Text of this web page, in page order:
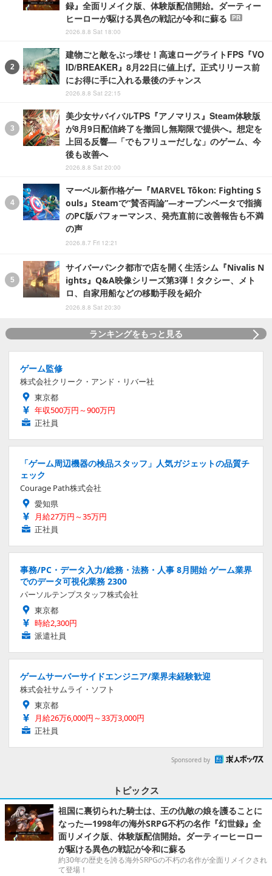
録』全面リメイク版、体験版配信開始。ダーティー
ヒーローが駆ける異色の戦記が令和に蘇る
PR
2026.8.8 Sat 18:00
建物ごと敵をぶっ壊せ！高速ローグライトFPS『VO
ID/BREAKER』8月22日に値上げ。正式リリース前
にお得に手に入れる最後のチャンス
2026.8.8 Sat 22:15
美少女サバイバルTPS『アノマリス』Steam体験版
が8月9日配信終了を撤回し無期限で提供へ。想定を
上回る反響―「でもフリューだしな」のゲーム、今
後も改善へ
2026.8.8 Sat 20:00
マーベル新作格ゲー『MARVEL Tōkon: Fighting S
ouls』Steamで“賛否両論”―オープンベータで指摘
のPC版パフォーマンス、発売直前に改善報告も不満
の声
2026.8.7 Fri 12:21
サイバーパンク都市で店を開く生活シム『Nivalis N
ights』Q&A映像シリーズ第3弾！タクシー、メト
ロ、自家用船などの移動手段を紹介
2026.8.8 Sat 20:30
ランキングをもっと見る
ゲーム監修
株式会社クリーク・アンド・リバー社
東京都
年収500万円～900万円
正社員
「ゲーム周辺機器の検品スタッフ」人気ガジェットの品質チ
ェック
Courage Path株式会社
愛知県
月給27万円～35万円
正社員
事務/PC・データ入力/総務・法務・人事 8月開始 ゲーム業界
でのデータ可視化業務 2300
パーソルテンプスタッフ株式会社
東京都
時給2,300円
派遣社員
ゲームサーバーサイドエンジニア/業界未経験歓迎
株式会社サムライ・ソフト
東京都
月給26万6,000円～33万3,000円
正社員
Sponsored by
トピックス
祖国に裏切られた騎士は、王の仇敵の娘を護ることに
なった―1998年の海外SRPG不朽の名作『幻世録』全
面リメイク版、体験版配信開始。ダーティーヒーロー
が駆ける異色の戦記が令和に蘇る
約30年の歴史を誇る海外SRPGの不朽の名作が全面リメイクされ
て登場！